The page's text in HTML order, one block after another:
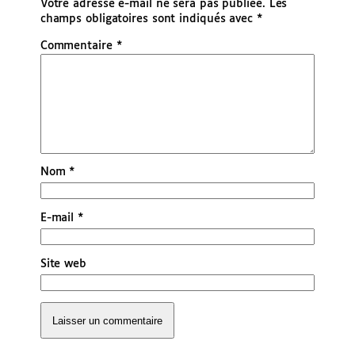
Votre adresse e-mail ne sera pas publiée.
Les
champs obligatoires sont indiqués avec *
Commentaire *
Nom*
E-mail*
Site web